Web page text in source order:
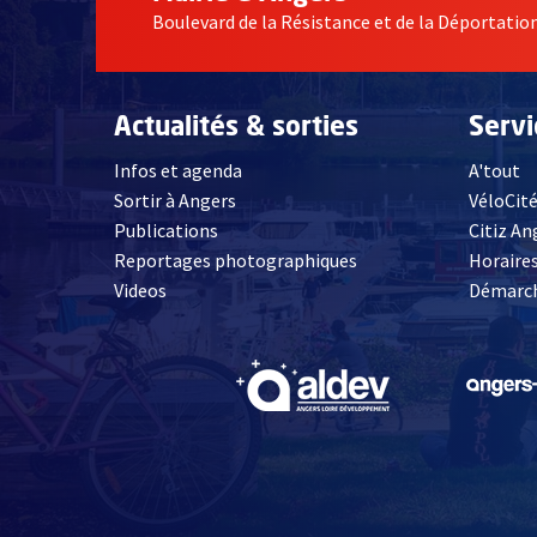
Boulevard de la Résistance et de la Déportation
Actualités & sorties
Infos et agenda
Sortir à Angers
Publications
Reportages photographiques
Videos, Ouvre une nouvelle fenêtre
A'tout
VéloCité
Citiz
, Ouvre une